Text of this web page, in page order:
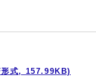
式, 157.99KB)